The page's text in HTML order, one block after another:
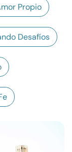
con
Propio
Desafíos